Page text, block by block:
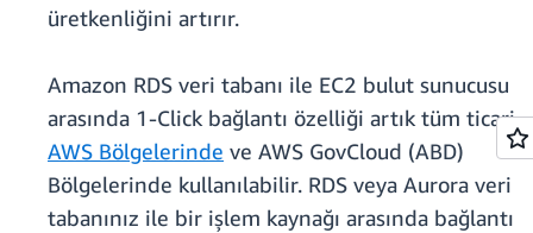
üretkenliğini artırır.
Amazon RDS veri tabanı ile EC2 bulut sunucusu
arasında 1-Click bağlantı özelliği artık tüm ticari
AWS Bölgelerinde ve AWS GovCloud (ABD)
Bölgelerinde kullanılabilir. RDS veya Aurora veri
tabanınız ile bir işlem kaynağı arasında bağlantı